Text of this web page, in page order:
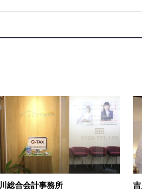
総合会計事務所